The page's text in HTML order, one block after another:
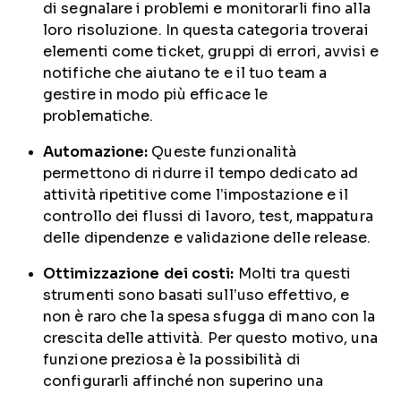
di segnalare i problemi e monitorarli fino alla
loro risoluzione. In questa categoria troverai
elementi come ticket, gruppi di errori, avvisi e
notifiche che aiutano te e il tuo team a
gestire in modo più efficace le
problematiche.
Automazione: Queste funzionalità
permettono di ridurre il tempo dedicato ad
attività ripetitive come l’impostazione e il
controllo dei flussi di lavoro, test, mappatura
delle dipendenze e validazione delle release.
Ottimizzazione dei costi: Molti tra questi
strumenti sono basati sull’uso effettivo, e
non è raro che la spesa sfugga di mano con la
crescita delle attività. Per questo motivo, una
funzione preziosa è la possibilità di
configurarli affinché non superino una